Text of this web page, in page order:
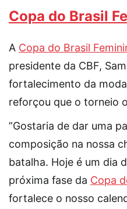
Copa do Brasil
A Copa do Brasil
presidente da CBF,
fortalecimento da
reforçou que o torneio
”Gostaria de dar uma
composição na nossa
batalha. Hoje é um dia
próxima fase da Copa
fortalece o nosso